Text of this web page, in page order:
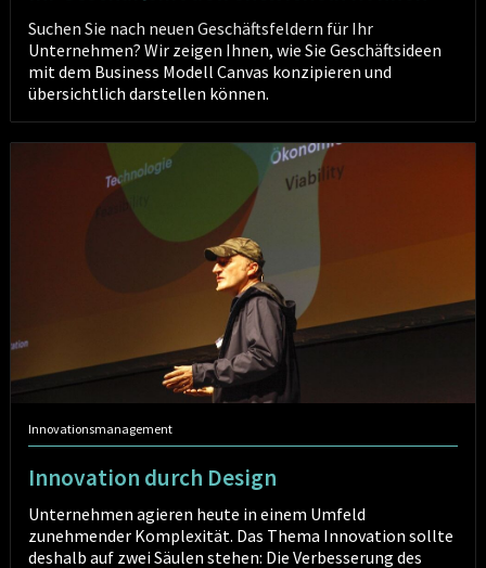
Suchen Sie nach neuen Geschäftsfeldern für Ihr
Unternehmen? Wir zeigen Ihnen, wie Sie Geschäftsideen
mit dem Business Modell Canvas konzipieren und
übersichtlich darstellen können.
Innovationsmanagement
Innovation durch Design
Unternehmen agieren heute in einem Umfeld
zunehmender Komplexität. Das Thema Innovation sollte
deshalb auf zwei Säulen stehen: Die Verbesserung des